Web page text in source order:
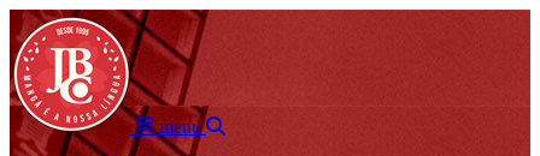
menu